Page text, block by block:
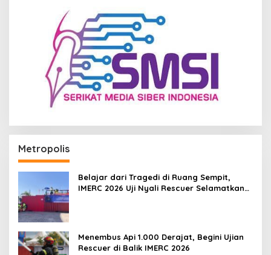
Metropolis
Belajar dari Tragedi di Ruang Sempit,
IMERC 2026 Uji Nyali Rescuer Selamatkan
Menembus Api 1.000 Derajat, Begini Ujian
Rescuer di Balik IMERC 2026